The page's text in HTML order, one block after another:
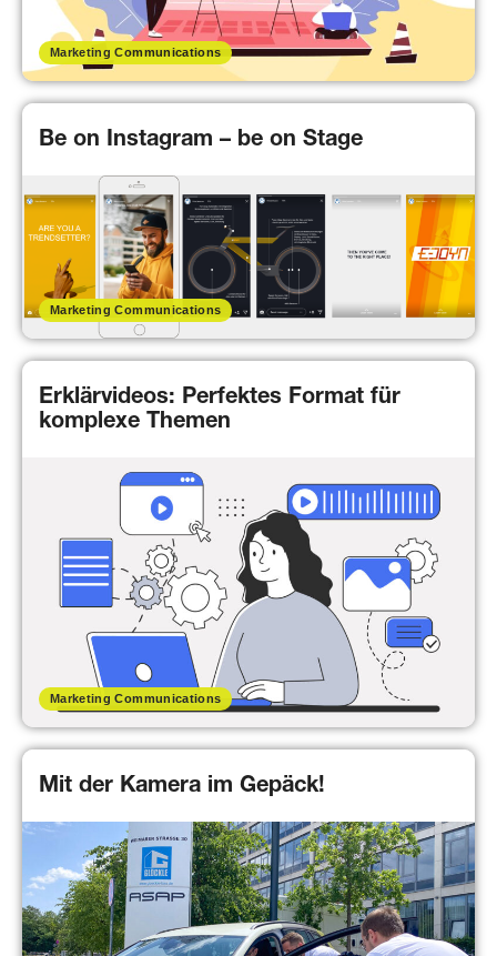
Marketing Communications
Marketing Communications
Be on Instagram – be on Stage
Marketing Communications
Erklärvideos: Perfektes Format für
komplexe Themen
Mit der Kamera im Gepäck!